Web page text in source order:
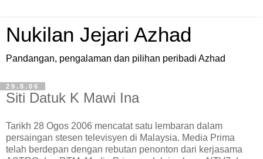
Nukilan Jejari Azhad
Pandangan, pengalaman dan pilihan peribadi Azhad
29.8.06
Siti Datuk K Mawi Ina
Tarikh 28 Ogos 2006 mencatat satu lembaran dalam
persaingan stesen televisyen di Malaysia. Media Prima
telah berdepan dengan rebutan penonton dari kerjasama